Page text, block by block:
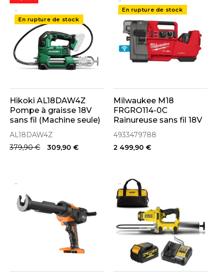
..
En rupture de stock
Hikoki AL18DAW4Z
Pompe à graisse 18V
sans fil (Machine seule)
AL18DAW4Z
379,90 €
309,90 €
En rupture de stock
Milwaukee M18
FRGRO114-0C
Rainureuse sans fil 18V
ONE-KEY de 1 ¼˝
(DN32) à 4˝(DN100)
(4933479788)
4933479788
2 499,90 €
.. ..